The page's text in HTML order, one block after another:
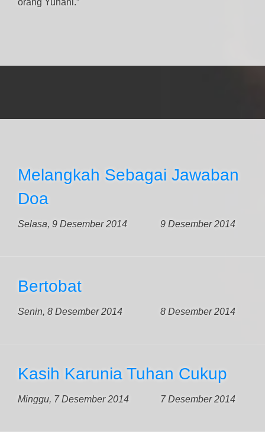
orang Yunani.”
Melangkah Sebagai Jawaban
Doa
Selasa, 9 Desember 2014 9 Desember 2014
Bertobat
Senin, 8 Desember 2014 8 Desember 2014
Kasih Karunia Tuhan Cukup
Minggu, 7 Desember 2014 7 Desember 2014